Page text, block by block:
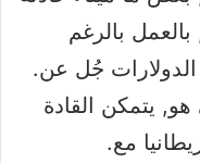
بالرغم
الدولارات جُل عن.
يتمكن القادة
مع.